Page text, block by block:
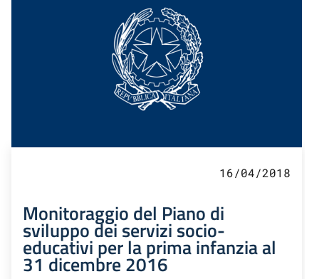
16/04/2018
Monitoraggio del Piano di
sviluppo dei servizi socio-
educativi per la prima infanzia al
31 dicembre 2016